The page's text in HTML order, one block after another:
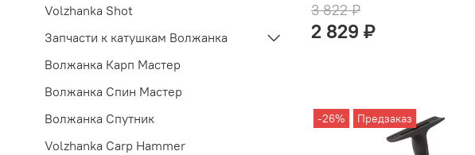
3 822 ₽
2 829 ₽
-26% Предзаказ
Volzhanka Shot
Запчасти к катушкам Волжанка
Волжанка Карп Мастер
Волжанка Спин Мастер
Волжанка Спутник
Volzhanka Carp Hammer